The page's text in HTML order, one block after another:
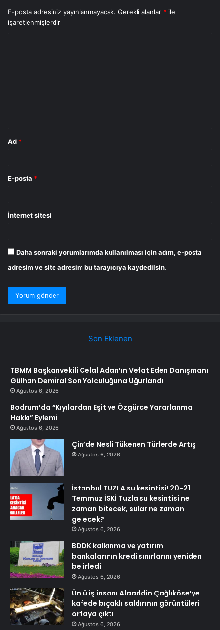
E-posta adresiniz yayınlanmayacak. Gerekli alanlar * ile
işaretlenmişlerdir
Ad *
E-posta *
İnternet sitesi
Daha sonraki yorumlarımda kullanılması için adım, e-posta
adresim ve site adresim bu tarayıcıya kaydedilsin.
Son Eklenen
TBMM Başkanvekili Celal Adan’ın Vefat Eden Danışmanı
Gülhan Demiral Son Yolculuğuna Uğurlandı
Ağustos 6, 2026
Bodrum’da “Kıyılardan Eşit ve Özgürce Yararlanma
Hakkı” Eylemi
Ağustos 6, 2026
Çin’de Nesli Tükenen Türlerde Artış
Ağustos 6, 2026
İstanbul TUZLA su kesintisi! 20-21
Temmuz İSKİ Tuzla su kesintisi ne
zaman bitecek, sular ne zaman
gelecek?
Ağustos 6, 2026
BDDK kalkınma ve yatırım
bankalarının kredi sınırlarını yeniden
belirledi
Ağustos 6, 2026
Ünlü iş insanı Alaaddin Çağlıköse’ye
kafede bıçaklı saldırının görüntüleri
ortaya çıktı
Ağustos 6, 2026